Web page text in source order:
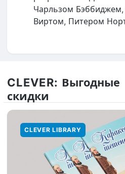
Чарльзом
Виртом, Питером
CLEVER: Выгодные
скидки
CLEVER LIBRARY